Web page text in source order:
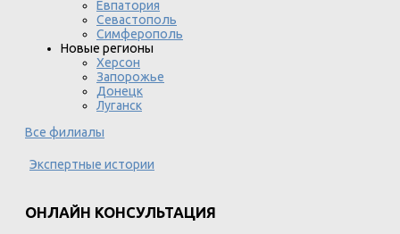
Евпатория
Севастополь
Симферополь
Новые регионы
Херсон
Запорожье
Донецк
Луганск
Все филиалы
Экспертные истории
ОНЛАЙН КОНСУЛЬТАЦИЯ